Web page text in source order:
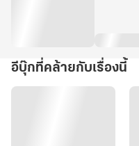
อีบุ๊กที่คล้ายกับเรื่องนี้